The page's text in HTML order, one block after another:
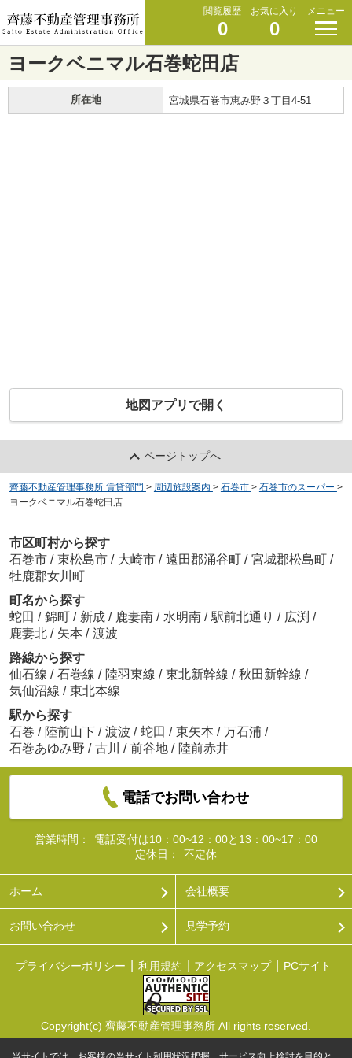
閲覧履歴
0
お気に入り
0
メニュー
ヨークベニマル石巻蛇田店
所在地 宮城県石巻市恵み野３丁目4-51
地図アプリで開く
ページトップへ
齊藤不動産管理事務所 賃貸部門 > 周辺施設案内 > 石巻市 > 石巻市のスーパー >
ヨークベニマル石巻蛇田店
市区町村から探す
石巻市 / 東松島市 / 大崎市 / 遠田郡涌谷町 / 宮城郡松島町 /
牡鹿郡女川町
町名から探す
蛇田 / 錦町 / 新成 / 鹿妻南 / 水明南 / 駅前北通り / 広渕 /
鹿妻北 / 矢本 / 渡波
路線から探す
仙石線 / 石巻線 / 陸羽東線 / 東北新幹線 / 秋田新幹線 /
気仙沼線 / 東北本線
駅から探す
石巻 / 陸前山下 / 渡波 / 蛇田 / 東矢本 / 万石浦 /
石巻あゆみ野 / 古川 / 前谷地 / 陸前赤井
電話でお問い合わせ
営業時間：
電話受付は10：00~12：00と13：00~17：00
定休日：
不定休
ホーム 会社概要
お問い合わせ 見学予約
プライバシーポリシー 利用規約 アクセスマップ PCサイト
Copyright(c) 齊藤不動産管理事務所 All rights reserved.